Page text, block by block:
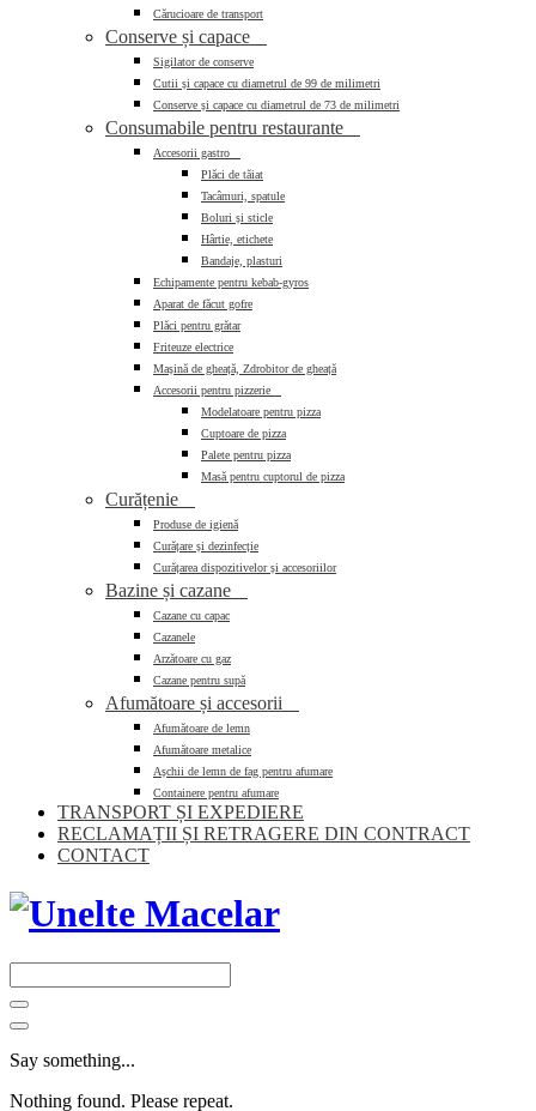
Cărucioare de transport
Conserve și capace
Sigilator de conserve
Cutii și capace cu diametrul de 99 de milimetri
Conserve și capace cu diametrul de 73 de milimetri
Consumabile pentru restaurante
Accesorii gastro
Plăci de tăiat
Tacâmuri, spatule
Boluri și sticle
Hârtie, etichete
Bandaje, plasturi
Echipamente pentru kebab-gyros
Aparat de făcut gofre
Plăci pentru grătar
Friteuze electrice
Mașină de gheață, Zdrobitor de gheață
Accesorii pentru pizzerie
Modelatoare pentru pizza
Cuptoare de pizza
Palete pentru pizza
Masă pentru cuptorul de pizza
Curățenie
Produse de igienă
Curățare și dezinfecție
Curățarea dispozitivelor și accesoriilor
Bazine și cazane
Cazane cu capac
Cazanele
Arzătoare cu gaz
Cazane pentru supă
Afumătoare și accesorii
Afumătoare de lemn
Afumătoare metalice
Așchii de lemn de fag pentru afumare
Containere pentru afumare
TRANSPORT ȘI EXPEDIERE
RECLAMAȚII ȘI RETRAGERE DIN CONTRACT
CONTACT
Say something...
Nothing found. Please repeat.